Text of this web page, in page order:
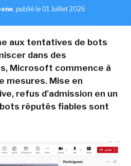
, publié le 01 Juillet 2026
aux tentatives de bots
dans des
Microsoft commence à
mesures. Mise en
refus d'admission en un
réputés fiables sont